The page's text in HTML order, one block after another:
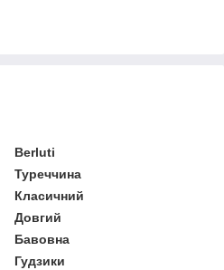
Berluti
Туреччина
Класичний
Довгий
Бавовна
Гудзики